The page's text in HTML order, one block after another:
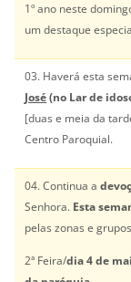
1º ano neste
um destaque
03. Haverá esta
José(no Lar de
[duas e meia da
Centro Paroquial.
04. Continua a
Senhora. Esta
pelas zonas e
2ª Feira/dia 4 de